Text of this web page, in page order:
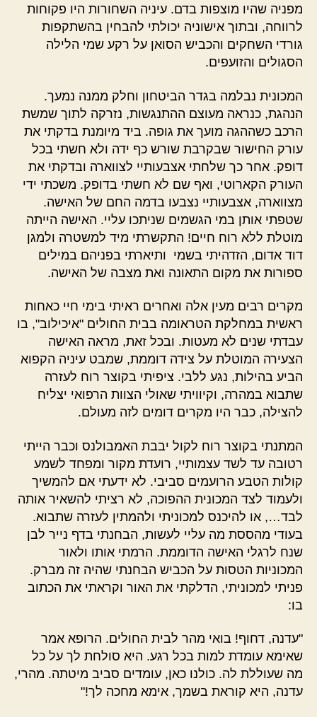
מפניה שהיו מוצפות בדם. עיניה השחורות היו פקוחות
לרווחה, ובתוך אישוניה יכולתי להבחין בהשתקפות
גורדי השחקים והכביש הסואן על רקע שמי הלילה
הסגולים והזועפים.
המכונית נבלמה בגדר הביטחון וחלק ממנה נמעך.
הנהגת, כנראה מעוצם ההתנגשות, נזרקה לתוך שמשת
הרכב כשההגה מועך את גופה. ביד מיומנת בדקתי את
עורק החישור שבקרבת שורש כף ידה ולא חשתי בכל
דופק. אחר כך שלחתי אצבעותיי לצווארה ובדקתי את
העורק הקארוטי, ואף שם לא חשתי בדופק. משכתי ידי
מצווארה, אצבעותיי נצבעו בדמה החם של האישה.
שטפתי אותן במי הגשמים שניתכו עליי. האישה הייתה
מוטלת ללא רוח חיים! התקשרתי מיד למשטרה ולמגן
דוד אדום, הזדהיתי בשמי ותיארתי בפניהם במילים
ספורות את מקום התאונה ואת מצבה של האישה.
מקרים רבים מעין אלה ואחרים ראיתי בימי חיי כאחות
ראשית במחלקת הטראומה בבית החולים "איכילוב", בו
עבדתי שנים לא מעטות. ובכל זאת, מראה האישה
הצעירה המוטלת על צידה דוממת, שמבט עיניה הקפוא
הביע בהילות, נגע ללבי. ציפיתי בקוצר רוח לעזרה
שתבוא במהרה, וקיוויתי שאולי הצוות הרפואי יצליח
להצילה, כבר היו מקרים דומים לזה מעולם.
המתנתי בקוצר רוח לקול יבבת האמבולנס וכבר הייתי
רטובה עד לשד עצמותיי, רועדת מקור ומפחד לשמע
קולות הטבע הרועמים סביבי. לא ידעתי אם להמשיך
ולעמוד לצד המכונית ההפוכה, לא רציתי להשאיר אותה
לבד…, או להיכנס למכוניתי ולהמתין לעזרה שתבוא.
בעודי מהססת מה עליי לעשות, הבחנתי בדף נייר לבן
שנח לרגלי האישה הדוממת. הרמתי אותו ולאור
המכוניות הטסות על הכביש הבחנתי שהיה זה מברק.
פניתי למכוניתי, הדלקתי את האור וקראתי את הכתוב
בו:
"עדנה, דחוף! בואי מהר לבית החולים. הרופא אמר
שאימא עומדת למות בכל רגע. היא סולחת לך על כל
מה שעוללת לה. כולנו כאן, עומדים סביב מיטתה. מהרי,
עדנה, היא קוראת בשמך, אימא מחכה לך!"